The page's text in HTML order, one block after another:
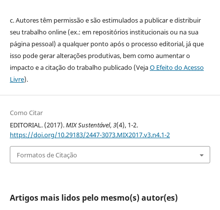
c. Autores têm permissão e são estimulados a publicar e distribuir
seu trabalho online (ex.: em repositórios institucionais ou na sua
página pessoal) a qualquer ponto após o processo editorial, já que
isso pode gerar alterações produtivas, bem como aumentar o
impacto e a citação do trabalho publicado (VejaO Efeito do Acesso
Livre).
Como Citar
EDITORIAL. (2017).MIX Sustentável,3(4), 1-2.
https://doi.org/10.29183/2447-3073.MIX2017.v3.n4.1-2
Formatos de Citação
Artigos mais lidos pelo mesmo(s) autor(es)